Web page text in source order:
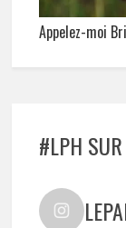
Appelez-moi
#LPH